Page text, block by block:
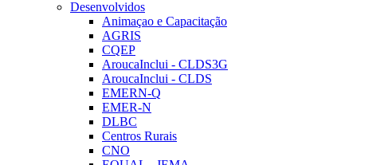
Desenvolvidos
Animaçao e Capacitação
AGRIS
CQEP
AroucaInclui - CLDS3G
AroucaInclui - CLDS
EMERN-Q
EMER-N
DLBC
Centros Rurais
CNO